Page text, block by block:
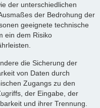
der unterschiedlichen
der Bedrohung der
geeignete technische
ein dem Risiko
die Sicherung der
von Daten durch
Zugangs zu den
der Eingabe, der
und ihrer Trennung.